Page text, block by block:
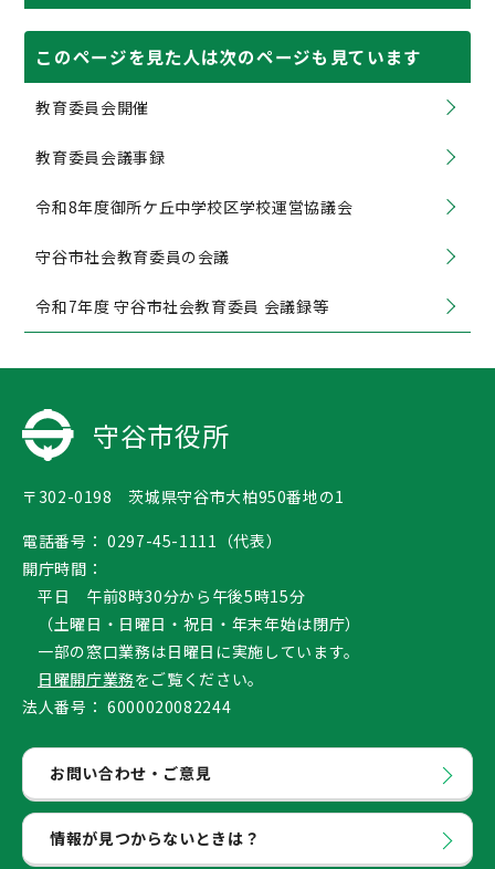
このページを見た人は次のページも見ています
教育委員会開催
教育委員会議事録
令和8年度御所ケ丘中学校区学校運営協議会
守谷市社会教育委員の会議
令和7年度 守谷市社会教育委員 会議録等
守谷市役所
〒302-0198 茨城県守谷市大柏950番地の1
電話番号： 0297-45-1111（代表）
開庁時間：
平日 午前8時30分から午後5時15分
（土曜日・日曜日・祝日・年末年始は閉庁）
一部の窓口業務は日曜日に実施しています。
日曜開庁業務をご覧ください。
法人番号： 6000020082244
お問い合わせ・ご意見
情報が見つからないときは？